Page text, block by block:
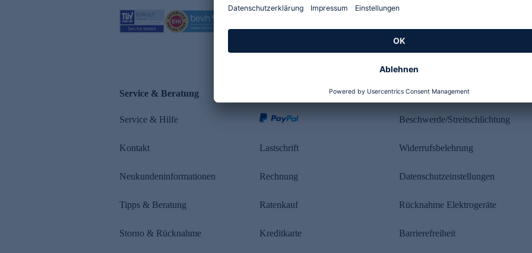
Service & Beratung
Service & Hilfe
Kontakt
Neukundeninformationen
Tipps & Beratung
Storno & Rücknahme
Lastschrift
Rechnung
Ratenkauf
Kreditkarte
Rechtliches
Beschwerde/Streitschlichtung
Widerrufsbelehrung
Datenschutzeinstellungen
Rücknahme Elektrogeräte
Barrierefreiheit